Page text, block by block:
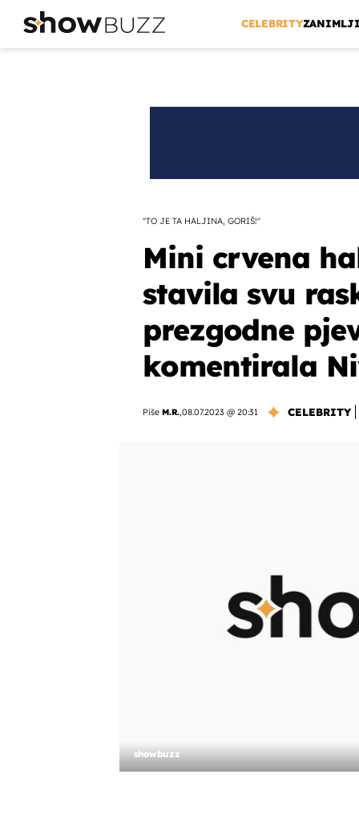
CELEBRITY
''TO JE TA HALJINA, GORIŠ!''
Mini crvena
stavila svu
prezgodne
komentirala
Piše M.R.,08.07.2023 @ 20:31 CELEBRITY
showbuzz